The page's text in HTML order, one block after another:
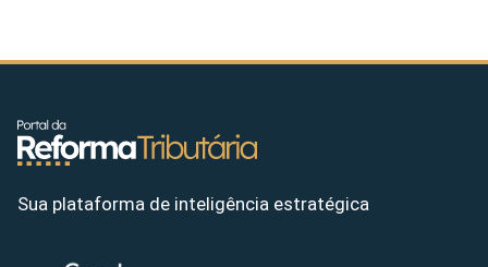
Sua plataforma de inteligência estratégica